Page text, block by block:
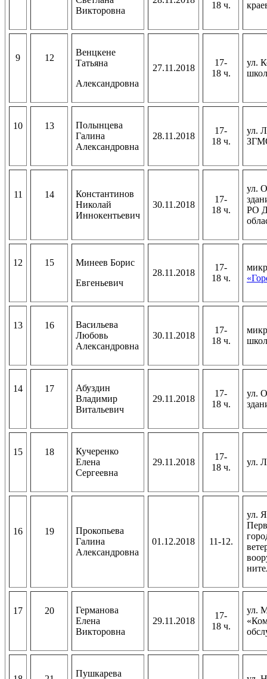
Викторовна
18 ч.
9 12
Венцкене
Татьяна
Александровна
27.11.2018
17-
18 ч.
ул.
10 13
Полынцева
Галина
Александровна
28.11.2018
17-
18 ч.
ул.
11 14
Константинов
Николай
Иннокентьевич
30.11.2018
17-
18 ч.
ул.
РО
12 15
Минеев Борис
Евгеньевич
28.11.2018
17-
18 ч.
13 16
Васильева
Любовь
Александровна
30.11.2018
17-
18 ч.
14 17
Абуздин
Владимир
Витальевич
29.11.2018
17-
18 ч.
ул.
15 18
Кучеренко
Елена
Сергеевна
29.11.2018
17-
18 ч.
ул.
16 19
Прокопьева
Галина
Александровна
01.12.2018 11-12.
ул.
17 20
Германова
Елена
Викторовна
29.11.2018
17-
18 ч.
ул.
Пушкарева